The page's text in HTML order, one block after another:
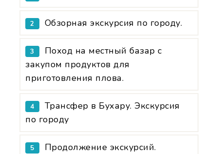
2 Обзорная экскурсия по городу.
3
Поход на местный базар с
закупом продуктов для
приготовления плова.
4
Трансфер в Бухару. Экскурсия
по городу
5
Продолжение экскурсий.